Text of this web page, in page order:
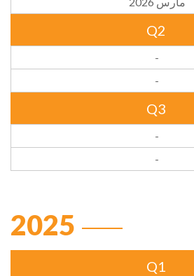
Q2
-
-
Q3
-
-
2025
Q1